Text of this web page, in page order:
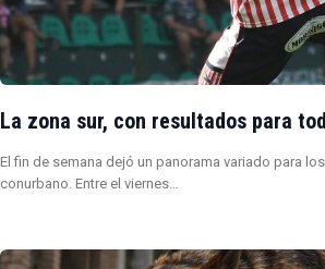
La zona sur, con resultados para
El fin de semana dejó un panorama variado para
conurbano. Entre el viernes…